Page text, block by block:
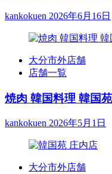
kankokuen 2026年6月16日
大分市外店舗
店舗一覧
焼肉 韓国料理 韓国
kankokuen 2026年5月1日
大分市外店舗